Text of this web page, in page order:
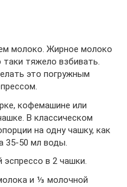
молоко. Жирное молоко
тяжело взбивать.
это погружным
кофемашине или
В классическом
на одну чашку, как
35-50 мл воды.
эспрессо в 2 чашки.
и ⅓ молочной